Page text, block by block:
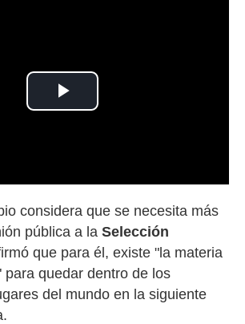
Play
considera que se necesita más
pública a la Selección
que para él, existe "la materia
para quedar dentro de los
del mundo en la siguiente